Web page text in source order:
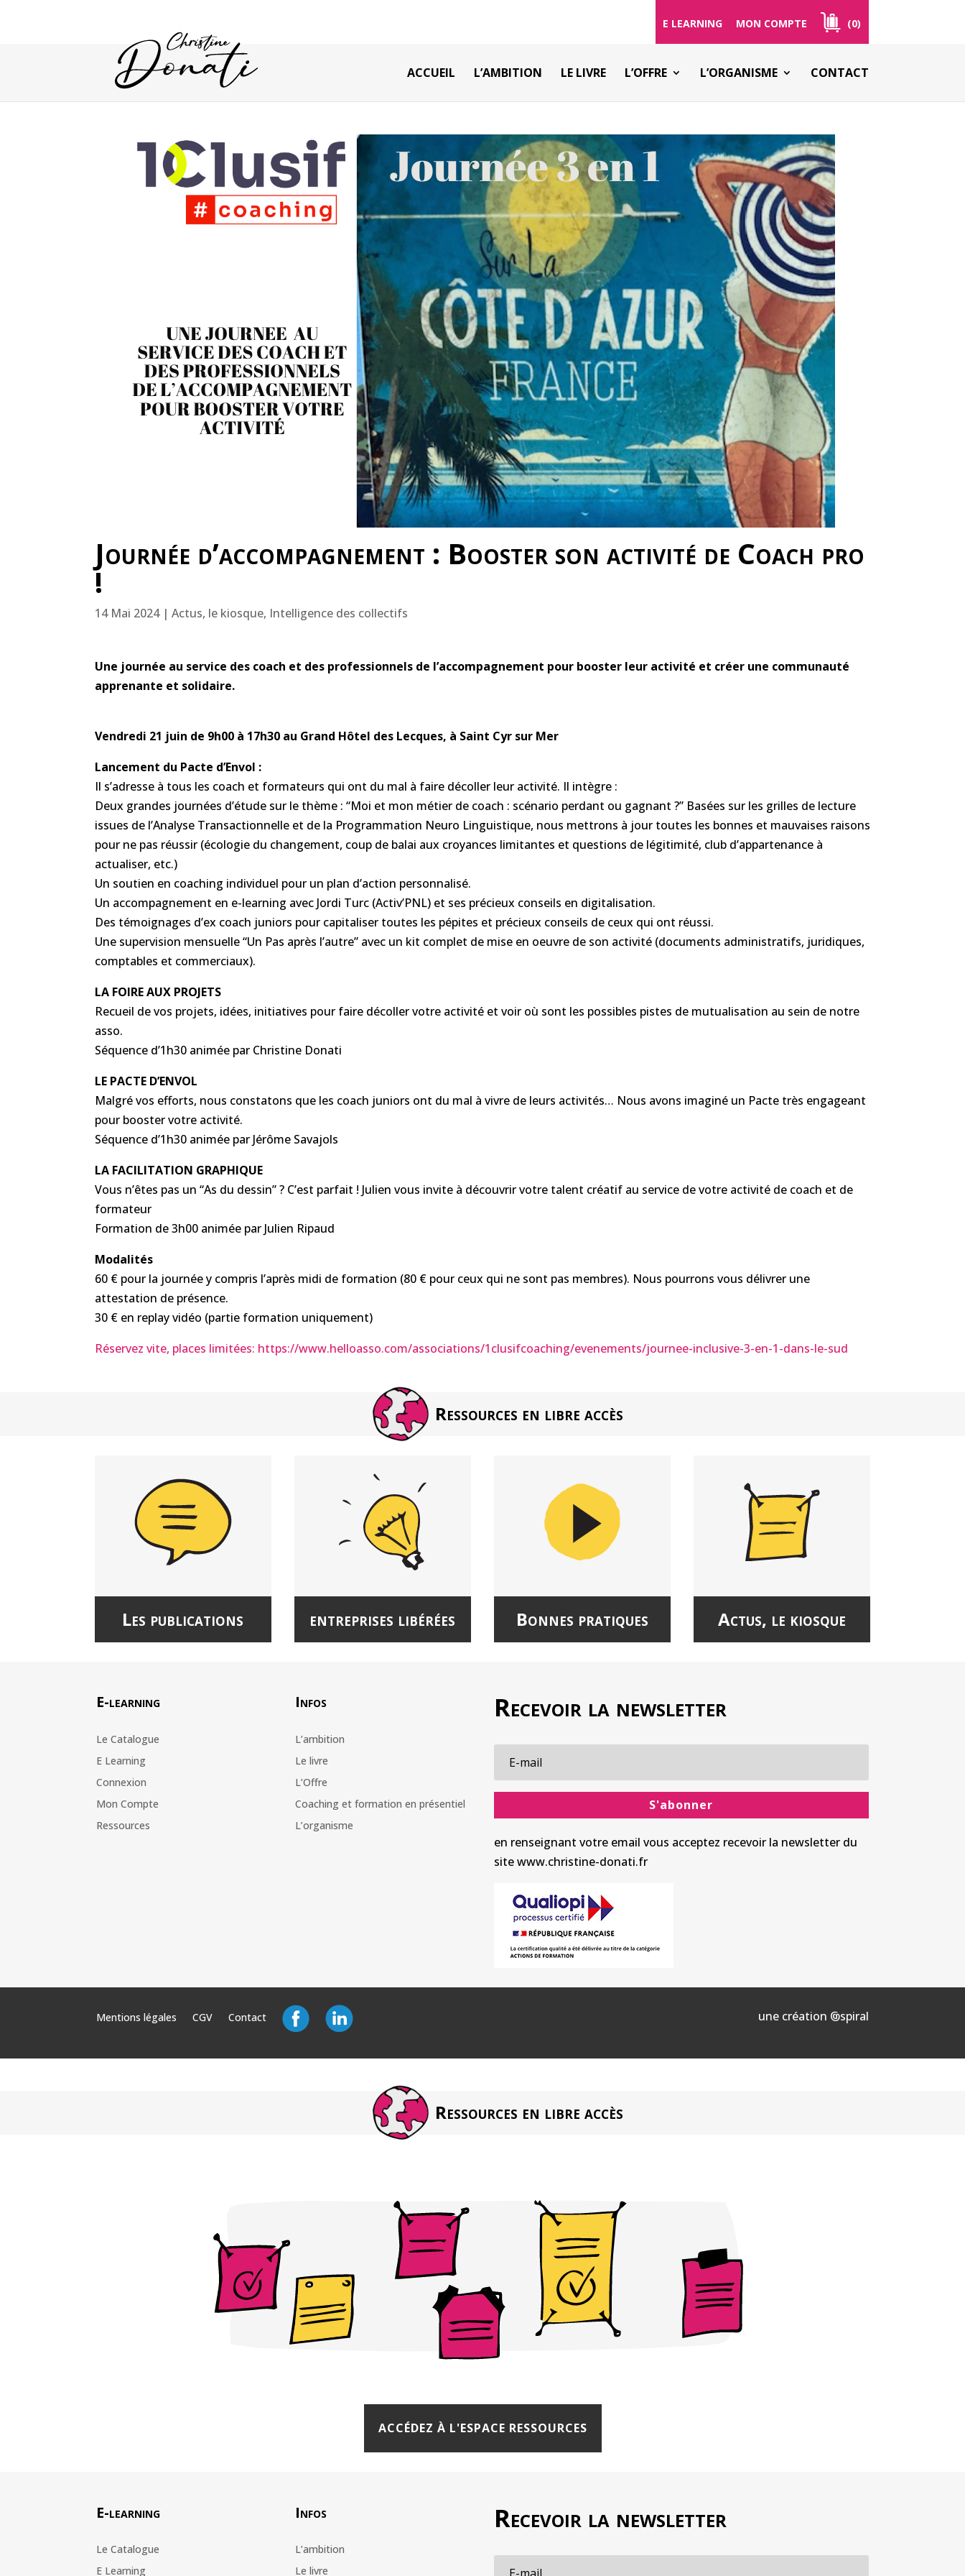
E LEARNING MON COMPTE (0)
ACCUEIL L’AMBITION LE LIVRE L’OFFRE L’ORGANISME CONTACT
Journée d’accompagnement : Booster son activité de Coach pro
!
14 Mai 2024| Actus, le kiosque, Intelligence des collectifs
Une journée au service des coach et des professionnels de l’accompagnement pour booster leur activité et créer une communauté
apprenante et solidaire.
Vendredi 21 juin de 9h00 à 17h30 au Grand Hôtel des Lecques, à Saint Cyr sur Mer
Lancement du Pacte d’Envol :
Il s’adresse à tous les coach et formateurs qui ont du mal à faire décoller leur activité. Il intègre :
Deux grandes journées d’étude sur le thème : “Moi et mon métier de coach : scénario perdant ou gagnant ?” Basées sur les grilles de lecture
issues de l’Analyse Transactionnelle et de la Programmation Neuro Linguistique, nous mettrons à jour toutes les bonnes et mauvaises raisons
pour ne pas réussir (écologie du changement, coup de balai aux croyances limitantes et questions de légitimité, club d’appartenance à
actualiser, etc.)
Un soutien en coaching individuel pour un plan d’action personnalisé.
Un accompagnement en e-learning avec Jordi Turc (Activ’PNL) et ses précieux conseils en digitalisation.
Des témoignages d’ex coach juniors pour capitaliser toutes les pépites et précieux conseils de ceux qui ont réussi.
Une supervision mensuelle “Un Pas après l’autre” avec un kit complet de mise en oeuvre de son activité (documents administratifs, juridiques,
comptables et commerciaux).
LA FOIRE AUX PROJETS
Recueil de vos projets, idées, initiatives pour faire décoller votre activité et voir où sont les possibles pistes de mutualisation au sein de notre
asso.
Séquence d’1h30 animée par Christine Donati
LE PACTE D’ENVOL
Malgré vos efforts, nous constatons que les coach juniors ont du mal à vivre de leurs activités… Nous avons imaginé un Pacte très engageant
pour booster votre activité.
Séquence d’1h30 animée par Jérôme Savajols
LA FACILITATION GRAPHIQUE
Vous n’êtes pas un “As du dessin” ? C’est parfait ! Julien vous invite à découvrir votre talent créatif au service de votre activité de coach et de
formateur
Formation de 3h00 animée par Julien Ripaud
Modalités
60 € pour la journée y compris l’après midi de formation (80 € pour ceux qui ne sont pas membres). Nous pourrons vous délivrer une
attestation de présence.
30 € en replay vidéo (partie formation uniquement)
Réservez vite, places limitées: https://www.helloasso.com/associations/1clusifcoaching/evenements/journee-inclusive-3-en-1-dans-le-sud
Ressources en libre accès
Les publications entreprises libérées Bonnes pratiques Actus, le kiosque
E-learning
Le Catalogue
E Learning
Connexion
Mon Compte
Ressources
Infos
L’ambition
Le livre
L’Offre
Coaching et formation en présentiel
L’organisme
Recevoir la newsletter
S'abonner
en renseignant votre email vous acceptez recevoir la newsletter du
site www.christine-donati.fr
Mentions légales CGV Contact une création @spiral
Ressources en libre accès
ACCÉDEZ À L'ESPACE RESSOURCES
E-learning
Le Catalogue
E Learning
Infos
L’ambition
Le livre
Recevoir la newsletter